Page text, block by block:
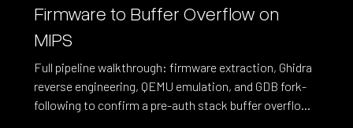
Firmware to Buffer Overflow on
MIPS
Full pipeline walkthrough: firmware extraction, Ghidra
reverse engineering, QEMU emulation, and GDB fork-
following to confirm a pre-auth stack buffer overflow